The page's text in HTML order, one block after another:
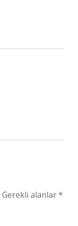
Gerekli alanlar*